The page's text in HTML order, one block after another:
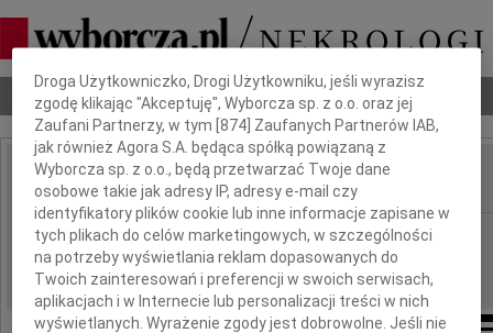
Nekrologi Odeszli Poradnik pogrzebowy
IMIĘ I NAZWISKO:
REGION: Warszawa
DATA EMISJI: 01.10.2009
Dbamy o Twoją prywatność
Droga Użytkowniczko, Drogi Użytkowniku, jeśli wyrazisz
zgodę klikając "Akceptuję", Wyborcza sp. z o.o. oraz jej
Zaufani Partnerzy, w tym [874 ] Zaufanych Partnerów IAB,
jak również Agora S.A. będąca spółką powiązaną z
Wyborcza sp. z o.o., będą przetwarzać Twoje dane
osobowe takie jak adresy IP, adresy e-mail czy
identyfikatory plików cookie lub inne informacje zapisane w
tych plikach do celów marketingowych, w szczególności
na potrzeby wyświetlania reklam dopasowanych do
Twoich zainteresowań i preferencji w swoich serwisach,
aplikacjach i w Internecie lub personalizacji treści w nich
wyświetlanych. Wyrażenie zgody jest dobrowolne. Jeśli nie